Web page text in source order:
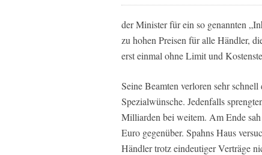
der Minister für ein so genannten
zu hohen Preisen für alle Händler,
erst einmal ohne Limit und
Seine Beamten verloren sehr
Spezialwünsche. Jedenfalls
Milliarden bei weitem. Am Ende
Euro gegenüber. Spahns Haus
Händler trotz eindeutiger Verträge